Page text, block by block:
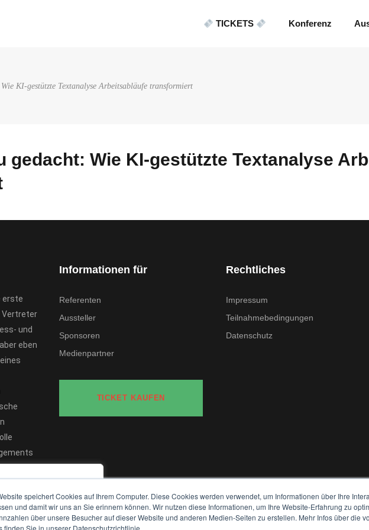
speichert Cookies auf Ihrem Computer. Diese Cookies werden verwendet, um Informationen über Ihre
und damit wir uns an Sie erinnern können. Wir nutzen diese Informationen, um Ihre Website-Erfahrung zu
über unsere Besucher auf dieser Website und anderen Medien-Seiten zu erstellen. Mehr Infos über die
finden Sie in unserer Datenschutzrichtlinie.
experience, serve
our traffic. By
TICKETS Konferenz
Wie KI-gestützte Textanalyse Arbeitsabläufe transformiert
gedacht: Wie KI-gestützte Textanalyse
erste
Vertreter
und
eben
Informationen für
Referenten
Aussteller
Sponsoren
Medienpartner
TICKET KAUFEN
Rechtliches
Impressum
Teilnahmebedingungen
Datenschutz